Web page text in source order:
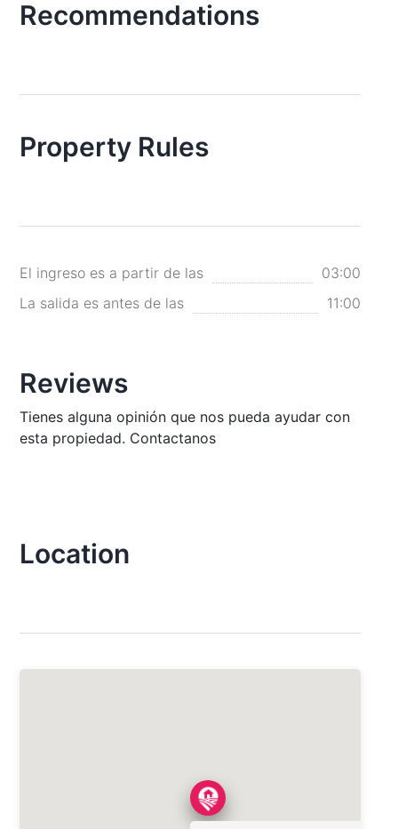
Recommendations
Property Rules
El ingreso es a partir de las
03:00
La salida es antes de las
11:00
Reviews
Tienes alguna opinión que nos pueda ayudar con
esta propiedad. Contactanos
Location